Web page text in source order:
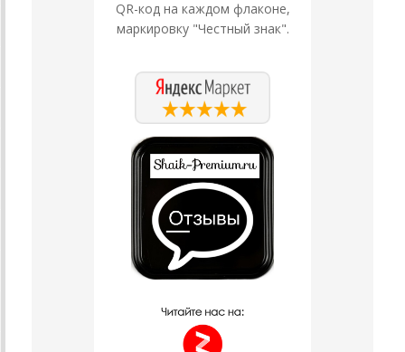
QR-код на каждом флаконе,
маркировку "Честный знак".